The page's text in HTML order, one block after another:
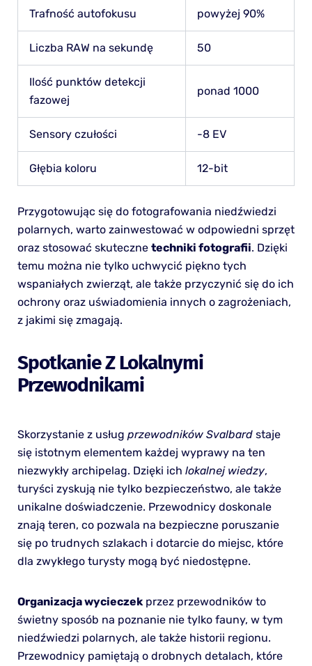
Trafność autofokusu powyżej 90%
Liczba RAW na sekundę 50
Ilość punktów detekcji
fazowej
ponad 1000
Sensory czułości -8 EV
Głębia koloru 12-bit
Przygotowując się do fotografowania niedźwiedzi
polarnych, warto zainwestować w odpowiedni sprzęt
oraz stosować skuteczne techniki fotografii. Dzięki
temu można nie tylko uchwycić piękno tych
wspaniałych zwierząt, ale także przyczynić się do ich
ochrony oraz uświadomienia innych o zagrożeniach,
z jakimi się zmagają.
Spotkanie Z Lokalnymi
Przewodnikami
Skorzystanie z usług przewodników Svalbardstaje
się istotnym elementem każdej wyprawy na ten
niezwykły archipelag. Dzięki ich lokalnej wiedzy,
turyści zyskują nie tylko bezpieczeństwo, ale także
unikalne doświadczenie. Przewodnicy doskonale
znają teren, co pozwala na bezpieczne poruszanie
się po trudnych szlakach i dotarcie do miejsc, które
dla zwykłego turysty mogą być niedostępne.
Organizacja wycieczekprzez przewodników to
świetny sposób na poznanie nie tylko fauny, w tym
niedźwiedzi polarnych, ale także historii regionu.
Przewodnicy pamiętają o drobnych detalach, które